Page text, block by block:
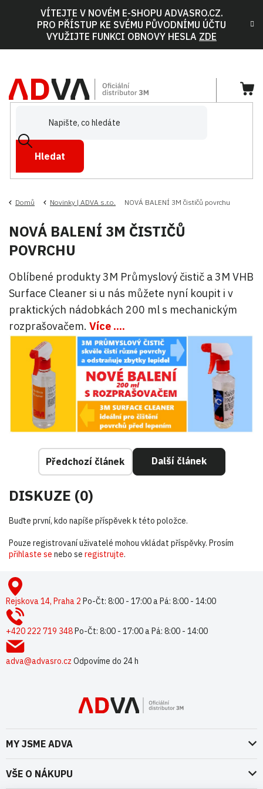
VÍTEJTE V NOVÉM E-SHOPU ADVASRO.CZ.
PRO PŘÍSTUP KE SVÉMU PŮVODNÍMU ÚČTU
VYUŽIJTE FUNKCI OBNOVY HESLA ZDE
Hledat
Domů Novinky | ADVA s.r.o. NOVÁ BALENÍ 3M čističů povrchu
NOVÁ BALENÍ 3M ČISTIČŮ
POVRCHU
Oblíbené produkty 3M Průmyslový čistič a 3M VHB
Surface Cleaner si u nás můžete nyní koupit i v
praktických nádobkách 200 ml s mechanickým
rozprašovačem. Více ....
Předchozí článek Další článek
DISKUZE (0)
Buďte první, kdo napíše příspěvek k této položce.
Pouze registrovaní uživatelé mohou vkládat příspěvky. Prosím
přihlaste se nebo se registrujte.
pRejskova 14, Praha 2 Po-Čt: 8:00 - 17:00 a Pá: 8:00 - 14:00
+420 222 719 348Po-Čt: 8:00 - 17:00 a Pá: 8:00 - 14:00
adva@advasro.cz Odpovíme do 24 h
MY JSME ADVA
O nás
VŠE O NÁKUPU